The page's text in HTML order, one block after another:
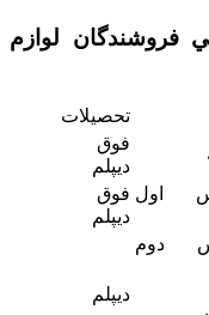
فروشندگان لوازم
تحصیلات
فوق
دیپلم
اول فوق
دیپلم
دوم
دیپلم